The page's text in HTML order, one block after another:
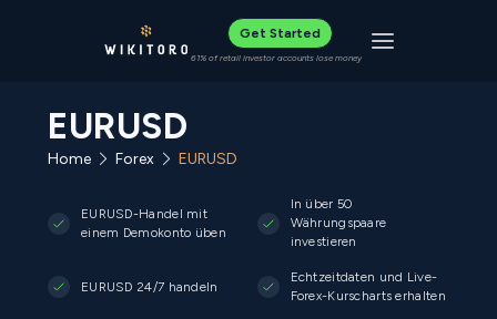
Get Started
61% of retail investor accounts lose money Toggle
EURUSD
Home Forex EURUSD
EURUSD-Handel mit
einem Demokonto üben
In über 50
Währungspaare
investieren
EURUSD 24/7 handeln
Echtzeitdaten und Live-
Forex-Kurscharts erhalten